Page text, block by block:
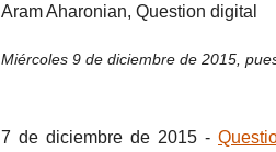
Aram Aharonian, Question digital
Miércoles 9 de diciembre de 2015
7 de diciembre de 2015 -